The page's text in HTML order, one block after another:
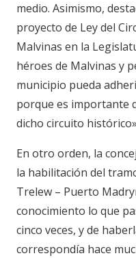
medio. Asimismo,
proyecto de Ley del
Malvinas en la
héroes de Malvinas y
municipio pueda
porque es importante
dicho circuito
En otro orden, la
la habilitación del
Trelew – Puerto
conocimiento lo que
cinco veces, y de
correspondía hace